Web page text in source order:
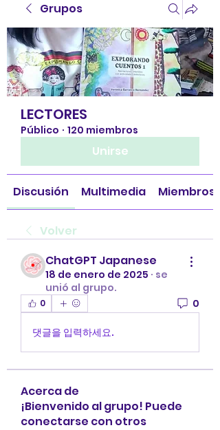
Grupos
LECTORES
Público · 120 miembros
Unirse
Discusión Multimedia Miembros
Volver
ChatGPT Japanese
18 de enero de 2025 · se
unió al grupo.
0 0
댓글을 입력하세요.
Acerca de
¡Bienvenido al grupo! Puede
conectarse con otros